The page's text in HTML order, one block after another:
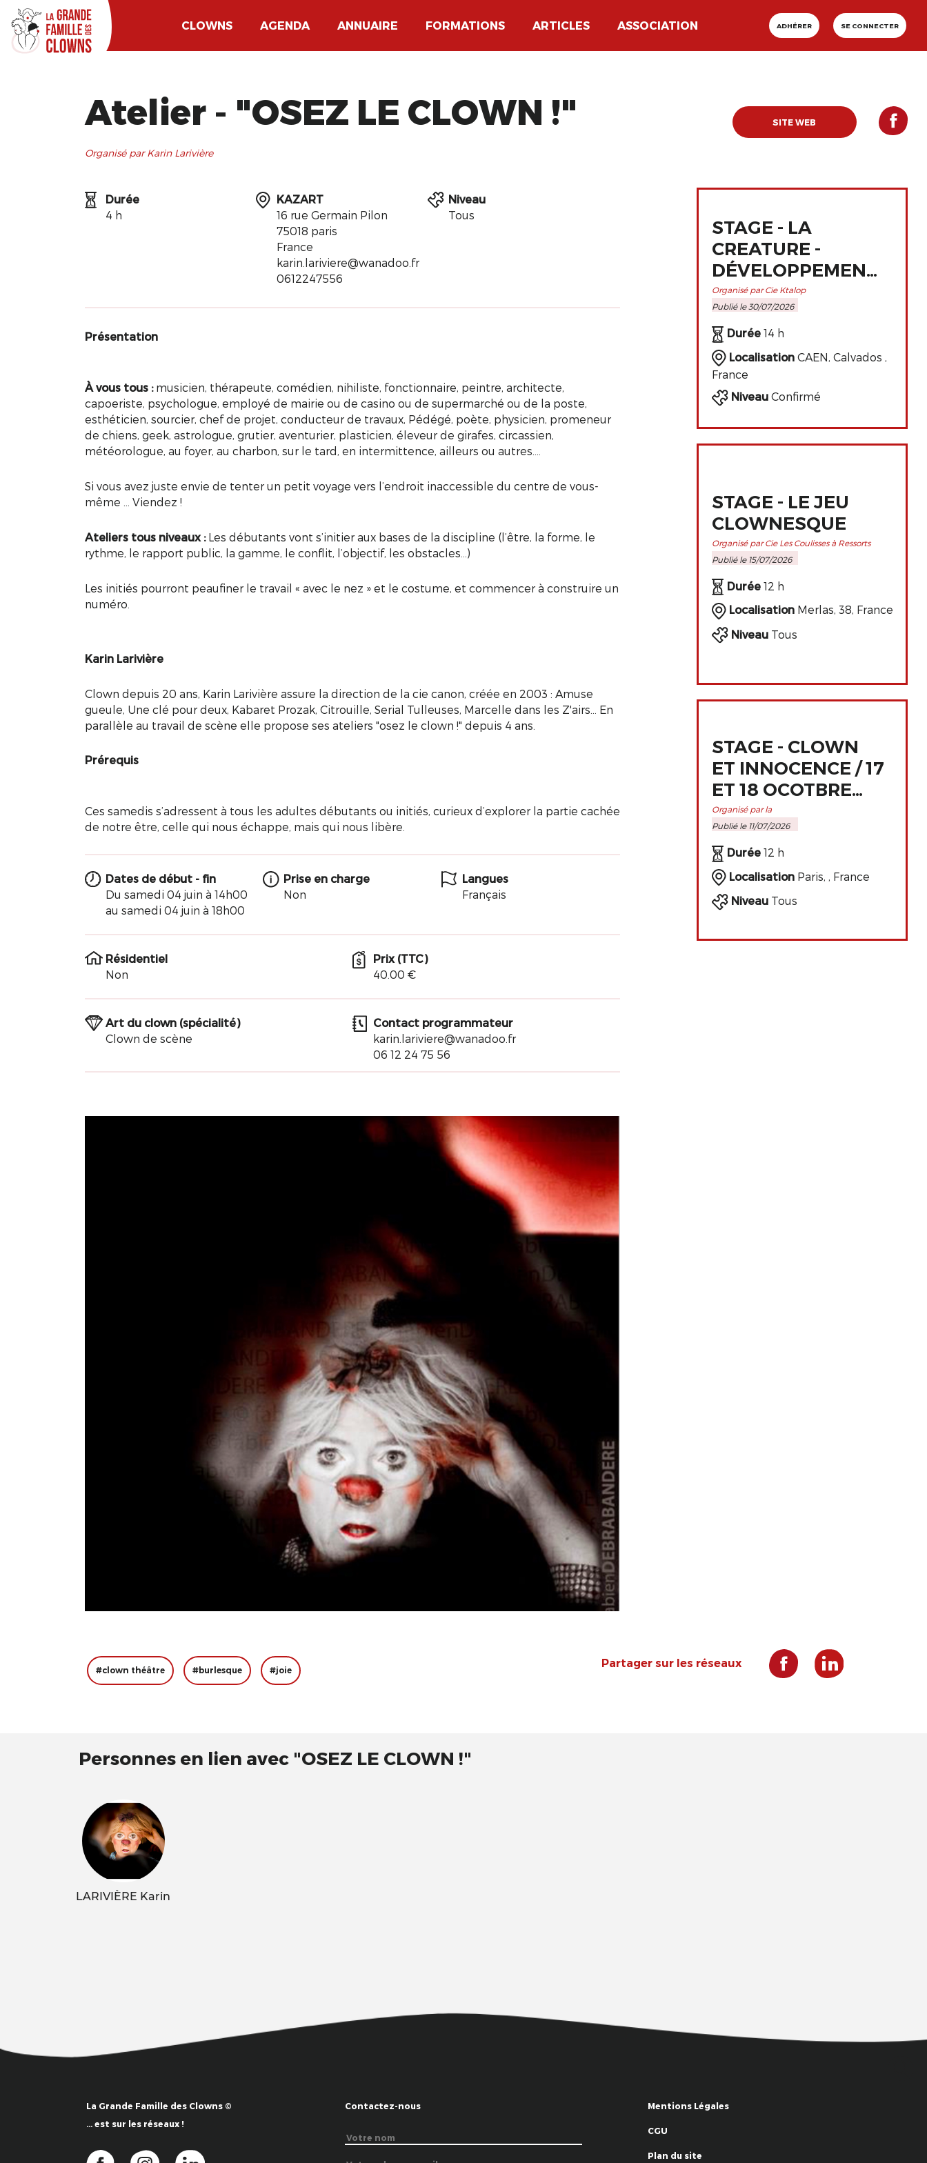
CLOWNS AGENDA ANNUAIRE FORMATIONS ARTICLES ASSOCIATION ADHÉRER SE CONNECTER
Atelier - ​"OSEZ LE CLOWN !"
Organisé par Karin Larivière
Durée
4 h
KAZART
16 rue Germain Pilon
75018 paris
France
karin.lariviere@wanadoo.fr
0612247556
Niveau
Tous
Présentation
À vous tous : musicien, thérapeute, comédien, nihiliste, fonctionnaire, peintre, architecte,
capoeriste, psychologue, employé de mairie ou de casino ou de supermarché ou de la poste,
esthéticien, sourcier, chef de projet, conducteur de travaux, Pédégé, poète, physicien, promeneur
de chiens, geek, astrologue, grutier, aventurier, plasticien, éleveur de girafes, circassien,
météorologue, au foyer, au charbon, sur le tard, en intermittence, ailleurs ou autres….
Si vous avez juste envie de tenter un petit voyage vers l’endroit inaccessible du centre de vous-
même … Viendez !
Ateliers tous niveaux : Les débutants vont s’initier aux bases de la discipline (l’être, la forme, le
rythme, le rapport public, la gamme, le conflit, l’objectif, les obstacles…)
Les initiés pourront peaufiner le travail « avec le nez » et le costume, et commencer à construire un
numéro.
Karin Larivière
Clown depuis 20 ans, Karin Larivière assure la direction de la cie canon, créée en 2003 : Amuse
gueule, Une clé pour deux, Kabaret Prozak, Citrouille, Serial Tulleuses, Marcelle dans les Z'airs... En
parallèle au travail de scène elle propose ses ateliers "osez le clown !" depuis 4 ans.
Prérequis
Ces samedis s’adressent à tous les adultes débutants ou initiés, curieux d’explorer la partie cachée
de notre être, celle qui nous échappe, mais qui nous libère.
Dates de début - fin
Du samedi 04 juin à 14h00
au samedi 04 juin à 18h00
Prise en charge
Non
Langues
Français
Résidentiel
Non
Prix (TTC)
40.00 €
Art du clown (spécialité)
Clown de scène
Contact programmateur
karin.lariviere@wanadoo.fr
06 12 24 75 56
SITE WEB
STAGE - LA
CREATURE -
DÉVELOPPEMENT
ET
PERFECTIONNEMENT
DE L'ART
CLOWNESQUE
Organisé par Cie Ktalop
Publié le 30/07/2026
Durée14 h
LocalisationCAEN, Calvados ,
France
NiveauConfirmé
STAGE - LE JEU
CLOWNESQUE
Organisé par Cie Les Coulisses à Ressorts
Publié le 15/07/2026
Durée12 h
LocalisationMerlas, 38, France
NiveauTous
STAGE - CLOWN
ET INNOCENCE / 17
ET 18 OCOTBRE
2026 À PARIS
Organisé par la
Publié le 11/07/2026
Durée12 h
LocalisationParis, , France
NiveauTous
Partager sur les réseaux
#clown théâtre #burlesque #joie
Personnes en lien avec ​"OSEZ LE CLOWN !"
LARIVIÈRE Karin
La Grande Famille des Clowns ©
… est sur les réseaux !
Contactez-nous Mentions Légales
CGU
Plan du site